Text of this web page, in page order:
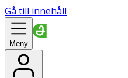
Gå till innehåll
Meny